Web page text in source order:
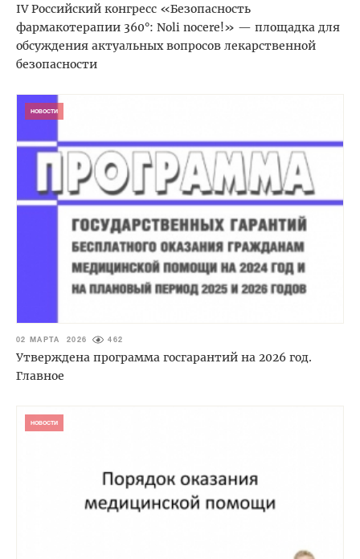
IV Российский конгресс «Безопасность
фармакотерапии 360°: Noli nocere!» — площадка для
обсуждения актуальных вопросов лекарственной
безопасности
НОВОСТИ
02 МАРТА 2026 462
Утверждена программа госгарантий на 2026 год.
Главное
НОВОСТИ